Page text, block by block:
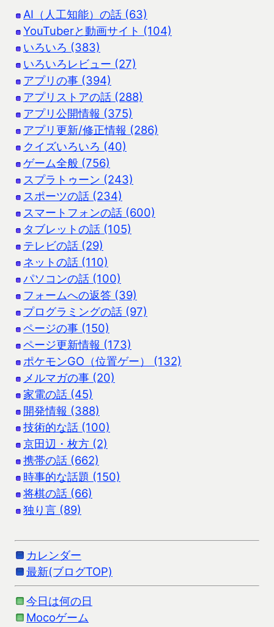
AI（人工知能）の話 (63)
YouTuberと動画サイト (104)
いろいろ (383)
いろいろレビュー (27)
アプリの事 (394)
アプリストアの話 (288)
アプリ公開情報 (375)
アプリ更新/修正情報 (286)
クイズいろいろ (40)
ゲーム全般 (756)
スプラトゥーン (243)
スポーツの話 (234)
スマートフォンの話 (600)
タブレットの話 (105)
テレビの話 (29)
ネットの話 (110)
パソコンの話 (100)
フォームへの返答 (39)
プログラミングの話 (97)
ページの事 (150)
ページ更新情報 (173)
ポケモンGO（位置ゲー） (132)
メルマガの事 (20)
家電の話 (45)
開発情報 (388)
技術的な話 (100)
京田辺・枚方 (2)
携帯の話 (662)
時事的な話題 (150)
将棋の話 (66)
独り言 (89)
カレンダー
最新(ブログTOP)
今日は何の日
Mocoゲーム